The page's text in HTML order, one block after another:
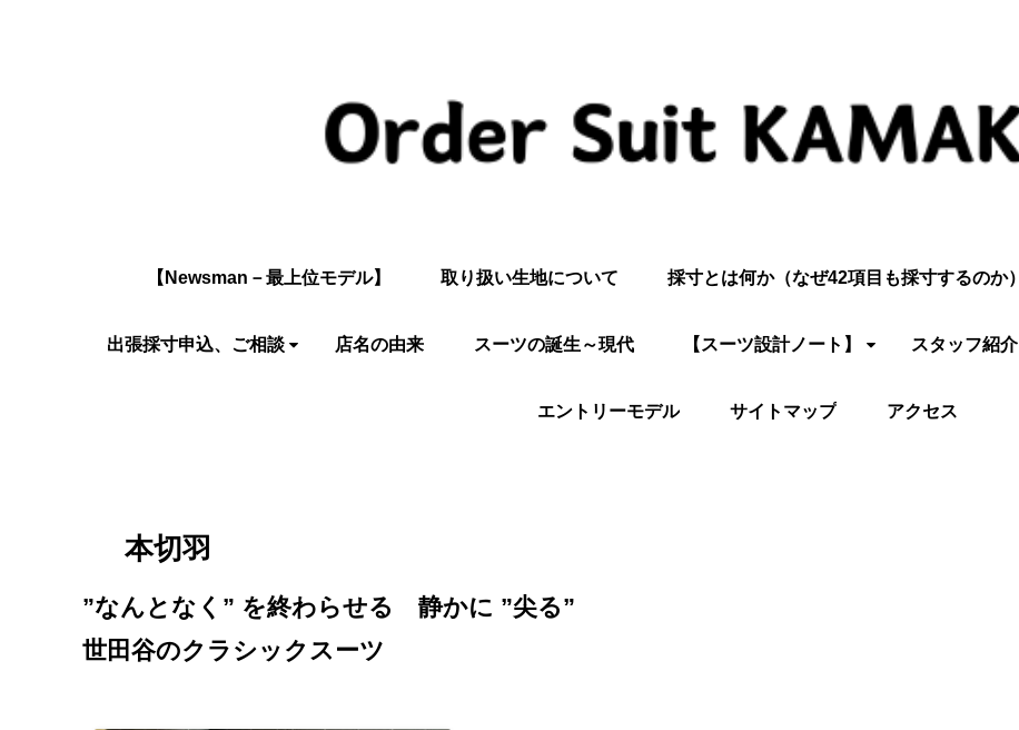
【Newsman－最上位モデル】 取り扱い生地について 採寸とは何か（なぜ42項目も採寸するのか）
出張採寸申込、ご相談 店名の由来 スーツの誕生～現代 【スーツ設計ノート】 スタッフ紹介
エントリーモデル サイトマップ アクセス
本切羽
”なんとなく” を終わらせる 静かに ”尖る”
世田谷のクラシックスーツ